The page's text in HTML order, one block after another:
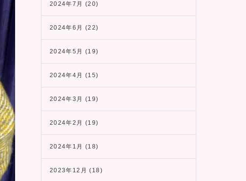
2024年7月 (20)
2024年6月 (22)
2024年5月 (19)
2024年4月 (15)
2024年3月 (19)
2024年2月 (19)
2024年1月 (18)
2023年12月 (18)